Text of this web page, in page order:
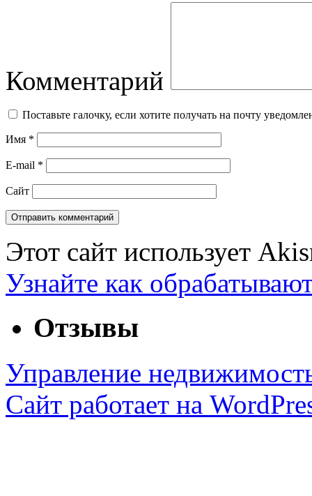
Комментарий
Поставьте галочку, если хотите получать на почту
Имя *
E-mail *
Сайт
Этот сайт использует
Узнайте как
Отзывы
Управление
Сайт работает на